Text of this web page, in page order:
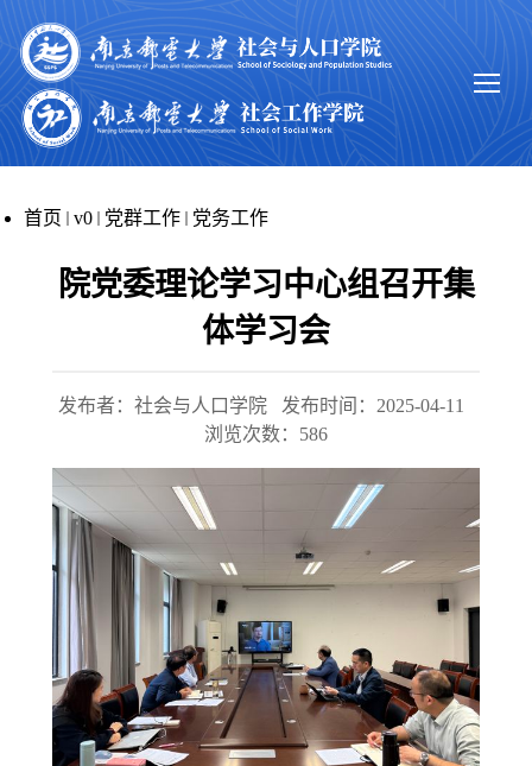
首页 v0 党群工作 党务工作
院党委理论学习中心组召开集
体学习会
发布者：社会与人口学院
发布时间：2025-04-11
浏览次数： 586